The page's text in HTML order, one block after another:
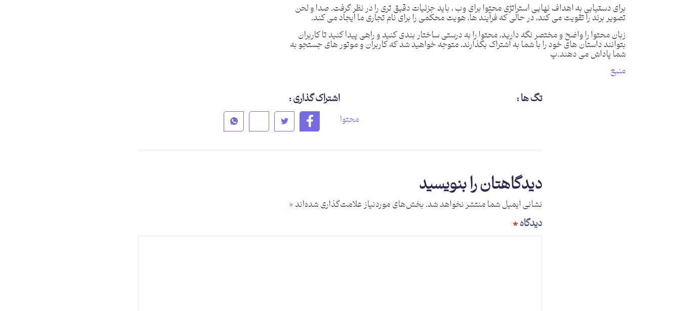
برای دستیابی به اهداف نهایی استراتژی محتوا برای وب ، باید جزئیات دقیق تری را در نظر گرفت. صدا و لحن
تصویر برند را تقویت می کند، در حالی که فرآیند ها، هویت محکمی را برای نام تجاری ما ایجاد می کند.
زبان محتوا را واضح و مختصر نگه دارید، محتوا را به درستی ساختار بندی کنید و راهی پیدا کنید تا کاربران
بتوانند داستان های خود را با شما به اشتراک بگذارند، متوجه خواهید شد که کاربران و موتور های جستجو به
شما پاداش می دهند.پ
منبع
تگ ها :
محتوا
اشتراک گذاری :
دیدگاهتان را بنویسید
نشانی ایمیل شما منتشر نخواهد شد.بخش‌های موردنیاز علامت‌گذاری شده‌اند*
دیدگاه*